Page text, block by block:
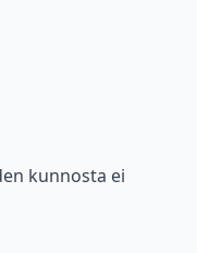
kunnosta ei